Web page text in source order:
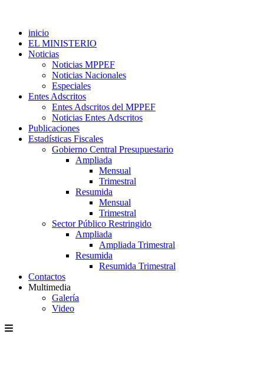
inicio
EL MINISTERIO
Noticias
Noticias MPPEF
Noticias Nacionales
Especiales
Entes Adscritos
Entes Adscritos del MPPEF
Noticias Entes Adscritos
Publicaciones
Estadísticas Fiscales
Gobierno Central Presupuestario
Ampliada
Mensual
Trimestral
Resumida
Mensual
Trimestral
Sector Público Restringido
Ampliada
Ampliada Trimestral
Resumida
Resumida Trimestral
Contactos
Multimedia
Galería
Video